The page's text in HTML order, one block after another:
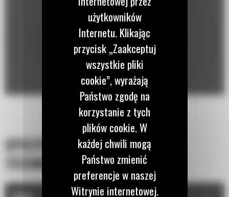
SPECYFIKACJA
TECHNICZNA
użytkowników
Internetu. Klikając
przycisk „Zaakceptuj
wszystkie pliki
cookie”, wyrażają
Państwo zgodę na
korzystanie z tych
plików cookie. W
każdej chwili mogą
Państwo zmienić
preferencje w naszej
Witrynie internetowej.